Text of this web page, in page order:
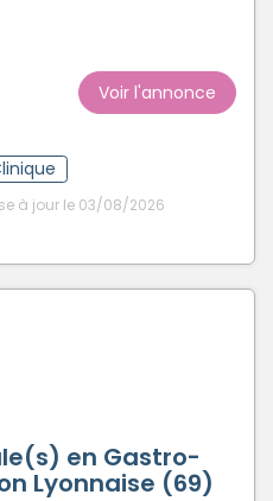
Voir l'annonce
à jour le 03/08/2026
en Gastro-
Lyonnaise (69)